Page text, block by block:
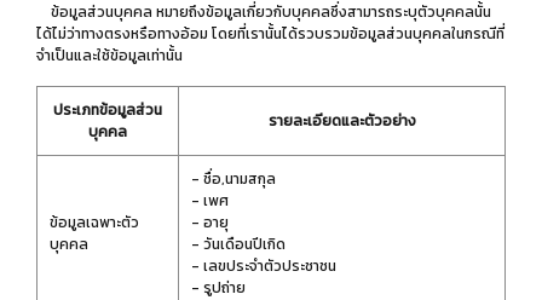
ข้อมูลส่วนบุคคล หมายถึงข้อมูลเกี่ยวกับบุคคลซึ่งสามารถระบุตัวบุคคลนั้น
ได้ไม่ว่าทางตรงหรือทางอ้อม โดยที่เรานั้นได้รวบรวมข้อมูลส่วนบุคคลในกรณีที่
จำเป็นและใช้ข้อมูลเท่านั้น
ประเภทข้อมูลส่วน
บุคคล
รายละเอียดและตัวอย่าง
ข้อมูลเฉพาะตัว
บุคคล
- ชื่อ,นามสกุล
- เพศ
- อายุ
- วันเดือนปีเกิด
- เลขประจำตัวประชาชน
- รูปถ่าย